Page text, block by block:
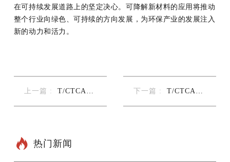
在可持续发展道路上的坚定决心。可降解新材料的应用将推动
整个行业向绿色、可持续的方向发展，为环保产业的发展注入
新的动力和活力。
上一篇 :
T/CTCA
下一篇 :
T/CTCA
热门新闻